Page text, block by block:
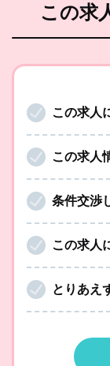
この求
この求人
この求人
条件交渉
この求人
とりあえ